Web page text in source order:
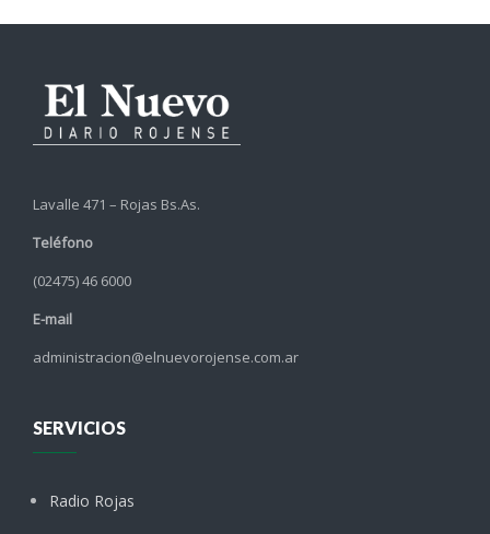
Lavalle 471 – Rojas Bs.As.
Teléfono
(02475) 46 6000
E-mail
administracion@elnuevorojense.com.ar
SERVICIOS
Radio Rojas